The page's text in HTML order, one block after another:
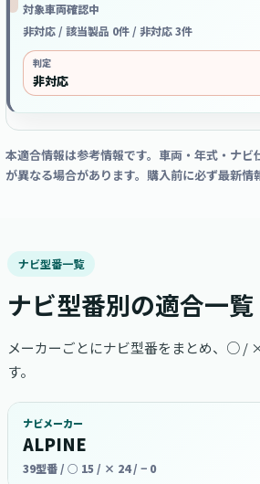
対象車両確認中
非対応 / 該当製品 0件 / 非対応 3件
判定
非対応
本適合情報は参考情報です。車両・年式・ナ
が異なる場合があります。購入前に必ず最新情
ナビ型番一覧
ナビ型番別の適合一覧
メーカーごとにナビ型番をまとめ、○ /
す。
ナビメーカー
ALPINE
39型番 / ○ 15 / × 24 / − 0